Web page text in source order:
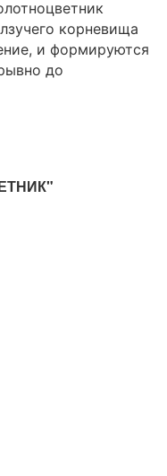
корневища
и формируются
до